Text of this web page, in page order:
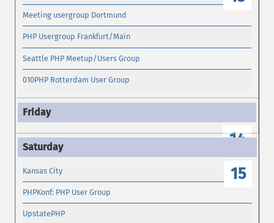
Meeting usergroup Dortmund
PHP Usergroup Frankfurt/Main
Seattle PHP Meetup/Users Group
010PHP Rotterdam User Group
14
15
Kansas City
PHPKonf: PHP User Group
UpstatePHP